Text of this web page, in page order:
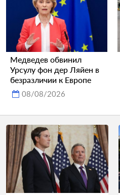
Медведев обвинил
Урсулу фон дер Ляйен в
безразличии к Европе
08/08/2026